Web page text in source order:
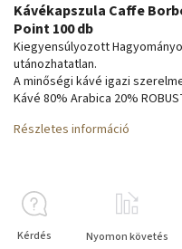
Kávékapszula Caffe
Point 100 db
Kiegyensúlyozott
utánozhatatlan.
A minőségi kávé igazi
Kávé 80% Arabica 20%
Részletes információ
Kérdés Nyomon követés